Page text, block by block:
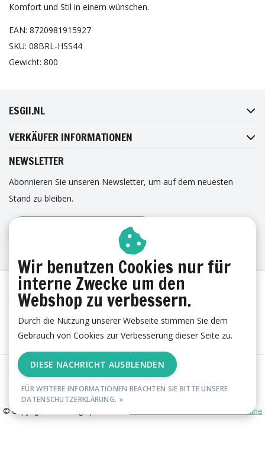
Komfort und Stil in einem wünschen.
EAN: 8720981915927
SKU: 08BRL-HSS44
Gewicht: 800
ESGII.NL
VERKÄUFER INFORMATIONEN
NEWSLETTER
Abonnieren Sie unseren Newsletter, um auf dem neuesten
Stand zu bleiben.
ANMELDUNG ZUM NEWSLETTER
AGB Datenschutzerklärung
RSS Feed
© Copyright 2026 - esgii | Realisatie Ambismart en Samen Effectief Online
Wir benutzen Cookies nur für
interne Zwecke um den
Webshop zu verbessern.
Durch die Nutzung unserer Webseite stimmen Sie dem
Gebrauch von Cookies zur Verbesserung dieser Seite zu.
DIESE NACHRICHT AUSBLENDEN
FÜR WEITERE INFORMATIONEN BEACHTEN SIE BITTE UNSERE
DATENSCHUTZERKLÄRUNG. »